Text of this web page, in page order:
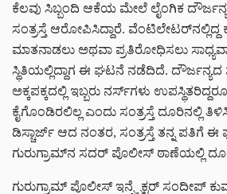
ಕೆಲವು ಸಿಬ್ಬಂದಿ ಆಕೆಯ ಮೇಲೆ ಲೈಂಗಿಕ ದೌರ್ಜನ್ಯ
ಸಂತ್ರಸ್ತೆ ಆರೋಪಿಸಿದ್ದಾರೆ. ವೆಂಟಿಲೇಟರ್‌ನಲ್ಲಿದ್ದ
ಮಾತನಾಡಲು ಅಥವಾ ಪ್ರತಿರೋಧಿಸಲು
ಸ್ಥಿತಿಯಲ್ಲಿದ್ದಾಗ ಈ ಘಟನೆ ನಡೆದಿದೆ.
ಅಕ್ಕಪಕ್ಕದಲ್ಲಿ ಇಬ್ಬರು ನರ್ಸ್‌ಗಳು
ಕೈಗೊಂಡಿರಲಿಲ್ಲ ಎಂದು ಸಂತ್ರಸ್ತೆ ದೂರಿನಲ್ಲಿ
ಡಿಸ್ಚಾರ್ಜ್ ಆದ ನಂತರ, ಸಂತ್ರಸ್ತೆ ತನ್ನ ಪತಿಗೆ
ಗುರುಗ್ರಾಮ್‌ನ ಸದರ್ ಪೊಲೀಸ್ ಠಾಣೆಯಲ್ಲಿ
ಗುರುಗ್ರಾಮ್ ಪೊಲೀಸ್ ಇನ್ಸ್ಪೆಕ್ಟರ್ ಸಂದೀಪ್